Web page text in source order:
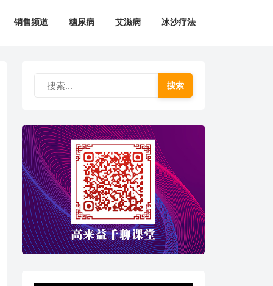
销售频道 糖尿病 艾滋病 冰沙疗法
搜索